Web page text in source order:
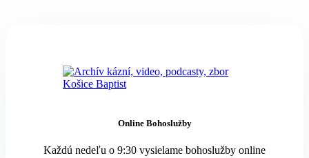
Online Bohoslužby
Každú nedeľu o 9:30 vysielame bohoslužby online